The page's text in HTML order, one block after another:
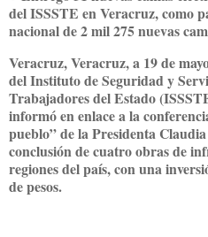
del ISSSTE en Veracruz, como
nacional de 2 mil 275 nuevas
Veracruz, Veracruz, a 19 de
del Instituto de Seguridad y
Trabajadores del Estado
informó en enlace a la
pueblo” de la Presidenta
conclusión de cuatro obras de
regiones del país, con una
de pesos.